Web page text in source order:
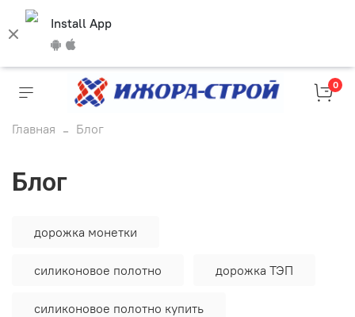
Install App
0
Главная Блог
Блог
дорожка монетки
силиконовое полотно дорожка ТЭП
силиконовое полотно купить